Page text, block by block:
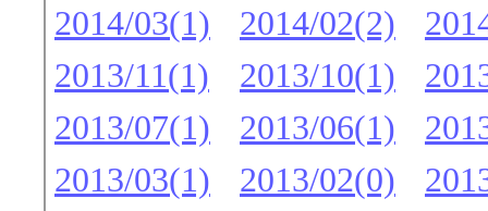
2014/03(1)
2014/02(2)
2013/11(1)
2013/10(1)
2013/07(1)
2013/06(1)
2013/03(1)
2013/02(0)